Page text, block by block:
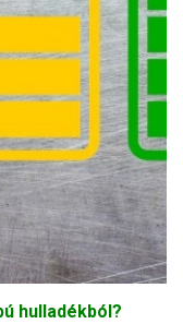
hulladékból?